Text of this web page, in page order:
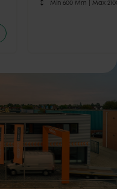
Min 600 Mm |Max